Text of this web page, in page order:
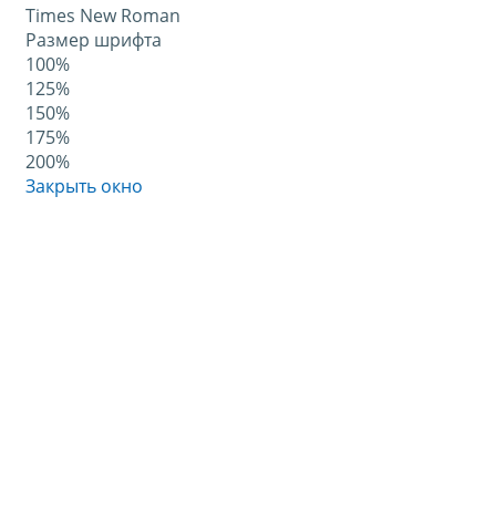
Times New Roman
Размер шрифта
100%
125%
150%
175%
200%
Закрыть окно